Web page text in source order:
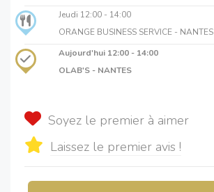
Jeudi 12:00 - 14:00
ORANGE BUSINESS SERVICE - NANTES
Aujourd'hui 12:00 - 14:00
OLAB'S - NANTES
Soyez le premier à aimer
Laissez le premier avis !